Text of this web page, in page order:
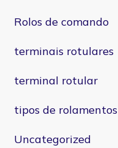
Rolos de comando
terminais rotulares
terminal rotular
tipos de rolamentos
Uncategorized